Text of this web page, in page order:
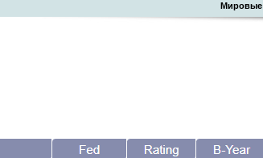
Мировые